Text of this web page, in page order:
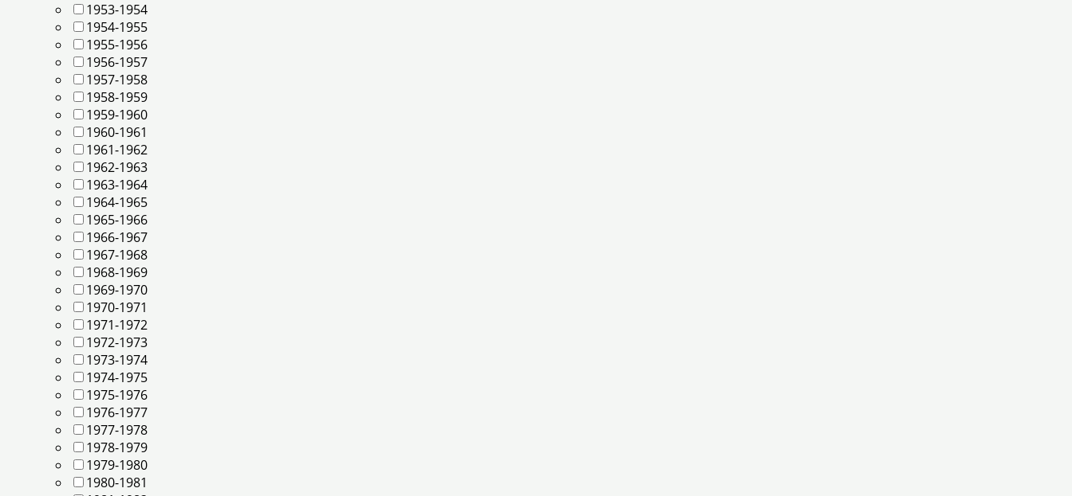
1953-1954
1954-1955
1955-1956
1956-1957
1957-1958
1958-1959
1959-1960
1960-1961
1961-1962
1962-1963
1963-1964
1964-1965
1965-1966
1966-1967
1967-1968
1968-1969
1969-1970
1970-1971
1971-1972
1972-1973
1973-1974
1974-1975
1975-1976
1976-1977
1977-1978
1978-1979
1979-1980
1980-1981